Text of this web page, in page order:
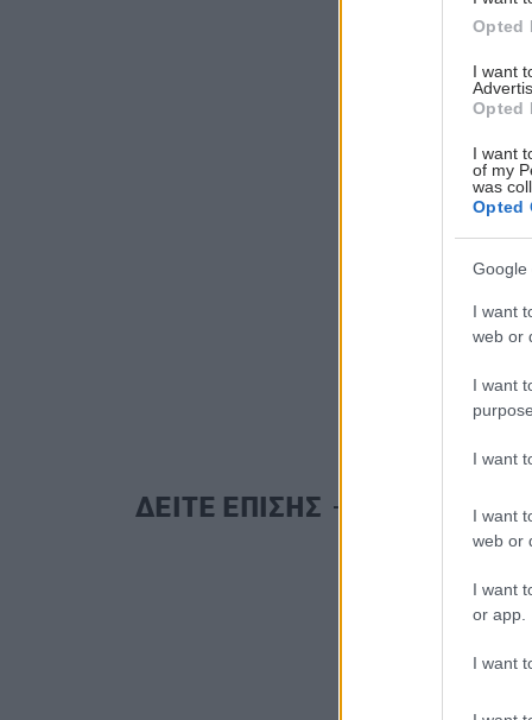
Opted
I want
Opted
I want
of my
was
Opted
Google
I want
web or
I want
I want
I want
web or
I want
or app.
I want
ΔΕΙΤΕ ΕΠΙΣΗΣ